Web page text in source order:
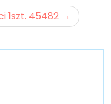
1szt. 45482